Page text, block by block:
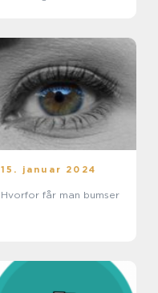
15. januar 2024
Hvorfor får man bumser